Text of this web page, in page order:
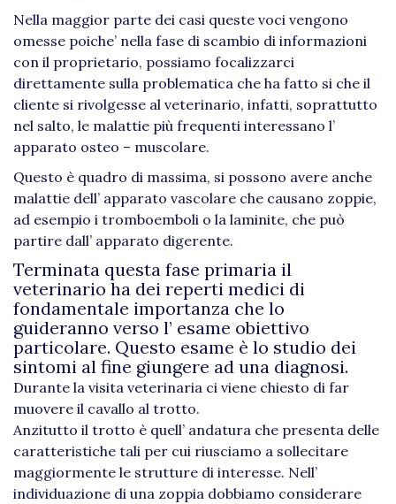
Nella maggior parte dei casi queste voci vengono
omesse poiche’ nella fase di scambio di informazioni
con il proprietario, possiamo focalizzarci
direttamente sulla problematica che ha fatto si che il
cliente si rivolgesse al veterinario, infatti, soprattutto
nel salto, le malattie più frequenti interessano l’
apparato osteo – muscolare.
Questo è quadro di massima, si possono avere anche
malattie dell’ apparato vascolare che causano zoppie,
ad esempio i tromboemboli o la laminite, che può
partire dall’ apparato digerente.
Terminata questa fase primaria il
veterinario ha dei reperti medici di
fondamentale importanza che lo
guideranno verso l’ esame obiettivo
particolare. Questo esame è lo studio dei
sintomi al fine giungere ad una diagnosi.
Durante la visita veterinaria ci viene chiesto di far
muovere il cavallo al trotto.
Anzitutto il trotto è quell’ andatura che presenta delle
caratteristiche tali per cui riusciamo a sollecitare
maggiormente le strutture di interesse. Nell’
individuazione di una zoppia dobbiamo considerare